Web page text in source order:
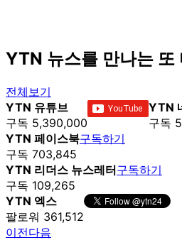
YTN 뉴스를 만나는 또
전체보기
YTN 유튜브
구독 5,390,000
YTN
구독
YTN 페이스북
구독 703,845
구독하기
YTN 리더스 뉴스레터
구독 109,265
구독하기
YTN 엑스
팔로워 361,512
이전다음